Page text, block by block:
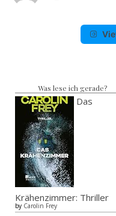
Was lese ich gerade?
Das
Krähenzimmer: Thriller
by Carolin Frey